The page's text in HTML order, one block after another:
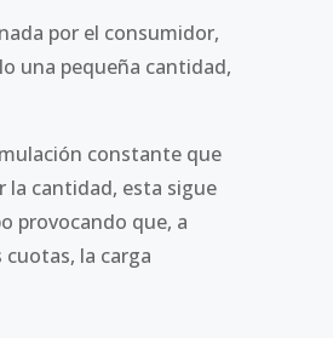
por el consumidor,
una pequeña cantidad,
constante que
la cantidad, esta sigue
provocando que, a
la carga